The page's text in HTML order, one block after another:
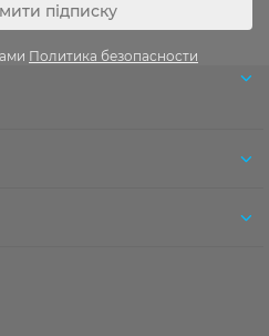
підписку
Политика безопасности